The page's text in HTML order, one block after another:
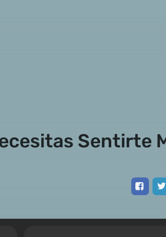
Sentirte